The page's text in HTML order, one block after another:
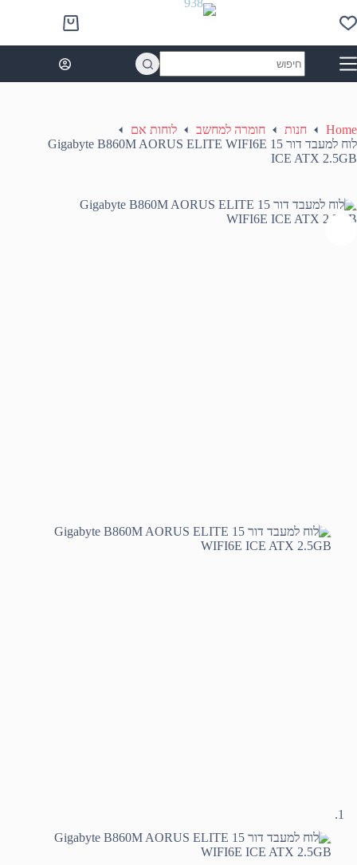
to
content
Shopping
cart
results
Home חנות חומרה למחשב
לוחות אם
לוח למעבד דור 15 Gigabyte B860M AORUS ELITE WIFI6E
ICE ATX 2.5GB